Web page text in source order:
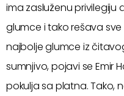
ima zasluženu
glumce i tako rešava
najbolje glumce iz
sumnjivo, pojavi se Emir
pokulja sa platna. Tako,